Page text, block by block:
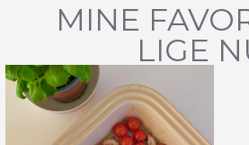
MINE
LIGE